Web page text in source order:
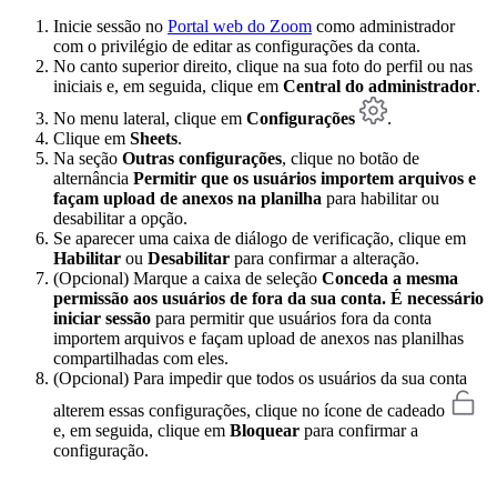
Inicie sessão no Portal web do Zoom como administrador
com o privilégio de editar as configurações da conta.
No canto superior direito, clique na sua foto do perfil ou nas
iniciais e, em seguida, clique em Central do administrador.
No menu lateral, clique em Configurações
.
Clique em Sheets.
Na seção Outras configurações, clique no botão de
alternância Permitir que os usuários importem arquivos e
façam upload de anexos na planilha para habilitar ou
desabilitar a opção.
Se aparecer uma caixa de diálogo de verificação, clique em
Habilitar ou Desabilitar para confirmar a alteração.
(Opcional) Marque a caixa de seleção Conceda a mesma
permissão aos usuários de fora da sua conta. É necessário
iniciar sessão para permitir que usuários fora da conta
importem arquivos e façam upload de anexos nas planilhas
compartilhadas com eles.
(Opcional) Para impedir que todos os usuários da sua conta
alterem essas configurações, clique no ícone de cadeado
e, em seguida, clique em Bloquear para confirmar a
configuração.